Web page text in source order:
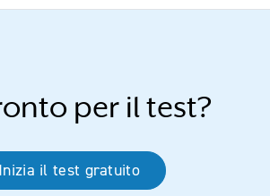
per il test?
Inizia il test gratuito